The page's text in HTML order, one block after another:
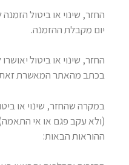
יום מקבלת ההזמנה.
החזר, שינוי או ביטול
בכתב מהאתר המאשרת זאת.
במקרה שהחזר, שינוי או
(ולא עקב פגם או אי התאמה)
ההוראות הבאות: